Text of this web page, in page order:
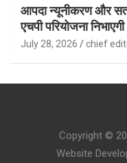
आपदा न्यूनीकरण और
एचपी परियोजना
July 28, 2026 chief
Copyright ©
Website